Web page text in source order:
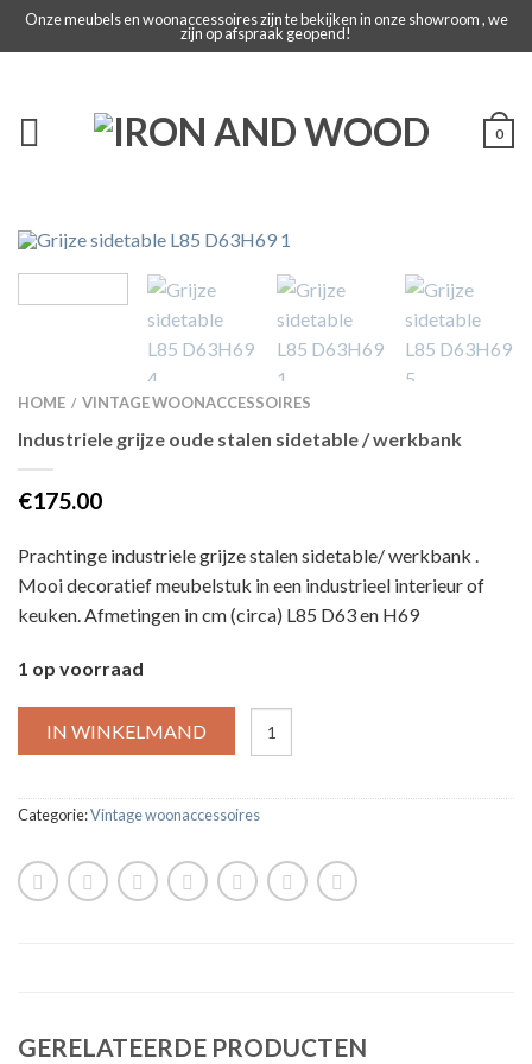
Onze meubels en woonaccessoires zijn te bekijken in onze showroom , we
zijn op afspraak geopend!
0
HOME / VINTAGE WOONACCESSOIRES
Industriele grijze oude stalen sidetable / werkbank
€175.00
Prachtinge industriele grijze stalen sidetable/ werkbank .
Mooi decoratief meubelstuk in een industrieel interieur of
keuken. Afmetingen in cm (circa) L85 D63 en H69
1 op voorraad
IN WINKELMAND
Categorie:Vintage woonaccessoires
GERELATEERDE PRODUCTEN